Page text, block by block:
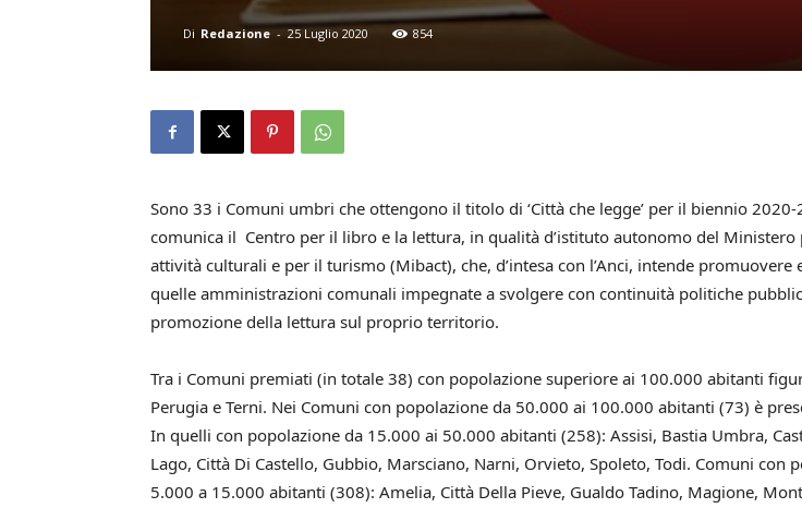
Di Redazione - 25 Luglio 2020 854
Sono 33 i Comuni umbri che ottengono il titolo di ‘Città che legge’ per il biennio
comunica il Centro per il libro e la lettura, in qualità d’istituto autonomo del Ministero
attività culturali e per il turismo (Mibact), che, d’intesa con l’Anci, intende promuovere
quelle amministrazioni comunali impegnate a svolgere con continuità politiche
promozione della lettura sul proprio territorio.
Tra i Comuni premiati (in totale 38) con popolazione superiore ai 100.000 abitanti
Perugia e Terni. Nei Comuni con popolazione da 50.000 ai 100.000 abitanti (73) è
In quelli con popolazione da 15.000 ai 50.000 abitanti (258): Assisi, Bastia Umbra,
Lago, Città Di Castello, Gubbio, Marsciano, Narni, Orvieto, Spoleto, Todi. Comuni con
5.000 a 15.000 abitanti (308): Amelia, Città Della Pieve, Gualdo Tadino, Magione,